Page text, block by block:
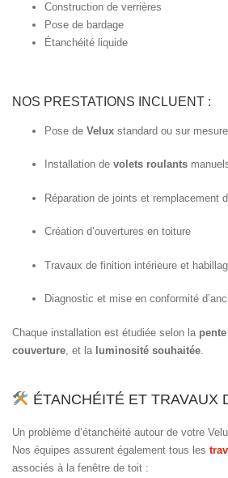
Construction de verrières
Pose de bardage
Étanchéité liquide
NOS PRESTATIONS INCLUENT :
Pose de Velux standard ou sur mesure
Installation de volets roulants
Réparation de joints et remplacement
Création d’ouvertures en toiture
Travaux de finition intérieure et
Diagnostic et mise en conformité
Chaque installation est étudiée selon la
couverture , et la luminosité souhaitée
ÉTANCHÉITÉ ET TRAVAUX
Un problème d’étanchéité autour de votre
Nos équipes assurent également tous les
associés à la fenêtre de toit :